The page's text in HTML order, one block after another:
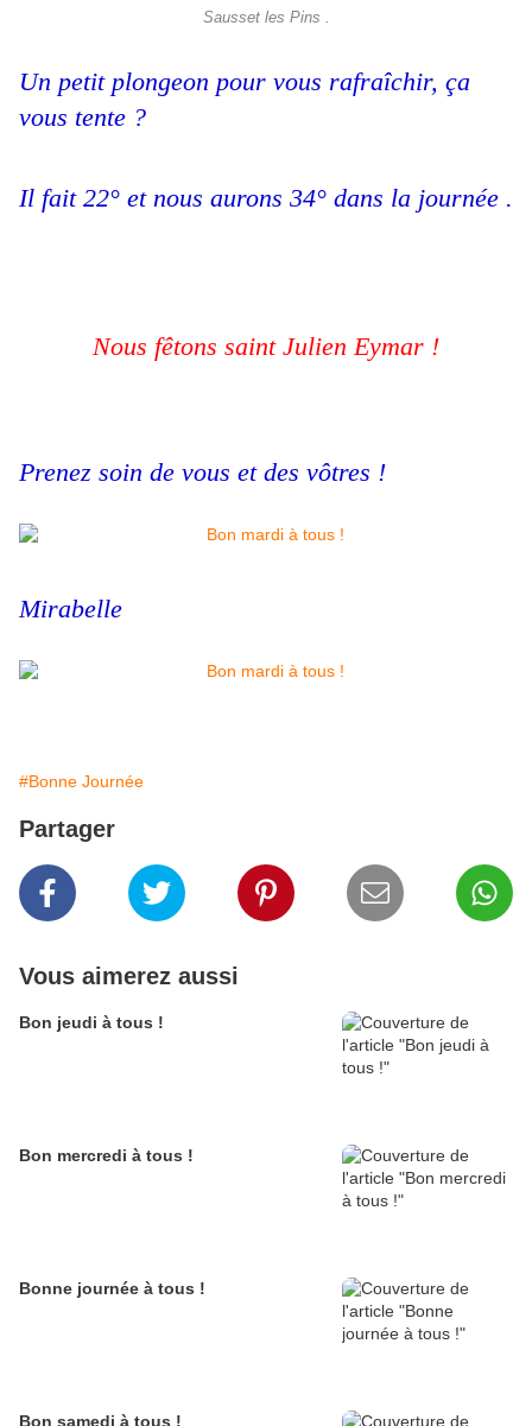
Sausset les Pins .
Un petit plongeon pour vous rafraîchir, ça
vous tente ?
Il fait 22° et nous aurons 34° dans la journée .
Nous fêtons saint Julien Eymar !
Prenez soin de vous et des vôtres !
Mirabelle
#Bonne Journée
Partager
Vous aimerez aussi
Bon jeudi à tous !
Bon mercredi à tous !
Bonne journée à tous !
Bon samedi à tous !